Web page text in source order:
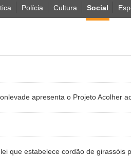
Polícia Cultura Social
apresenta o Projeto Acolher
que estabelece cordão de girassóis